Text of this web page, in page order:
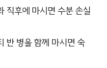
직후에 마시면 수분 손실
반 병을 함께 마시면 숙